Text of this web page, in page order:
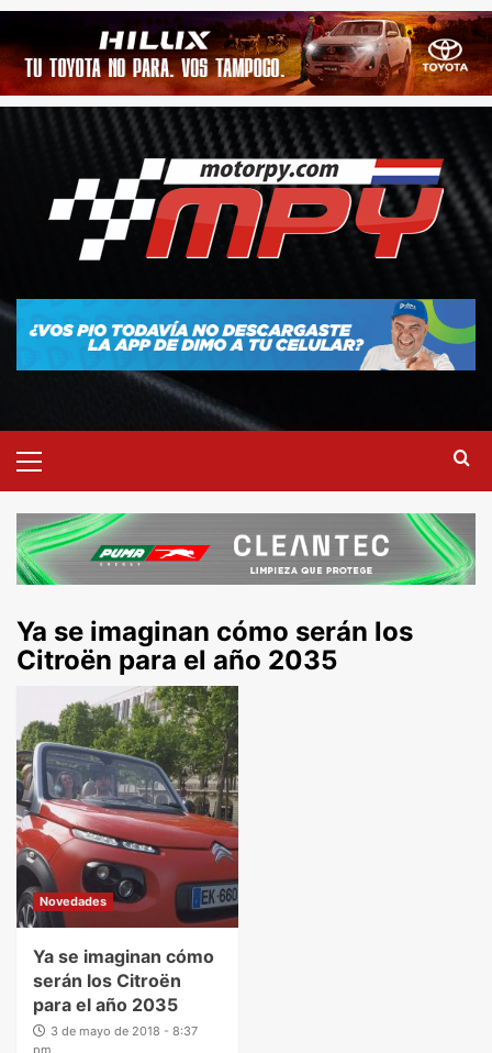
Ya se imaginan cómo serán los
Citroën para el año 2035
Novedades
Ya se imaginan cómo
serán los Citroën
para el año 2035
3 de mayo de 2018 - 8:37
pm